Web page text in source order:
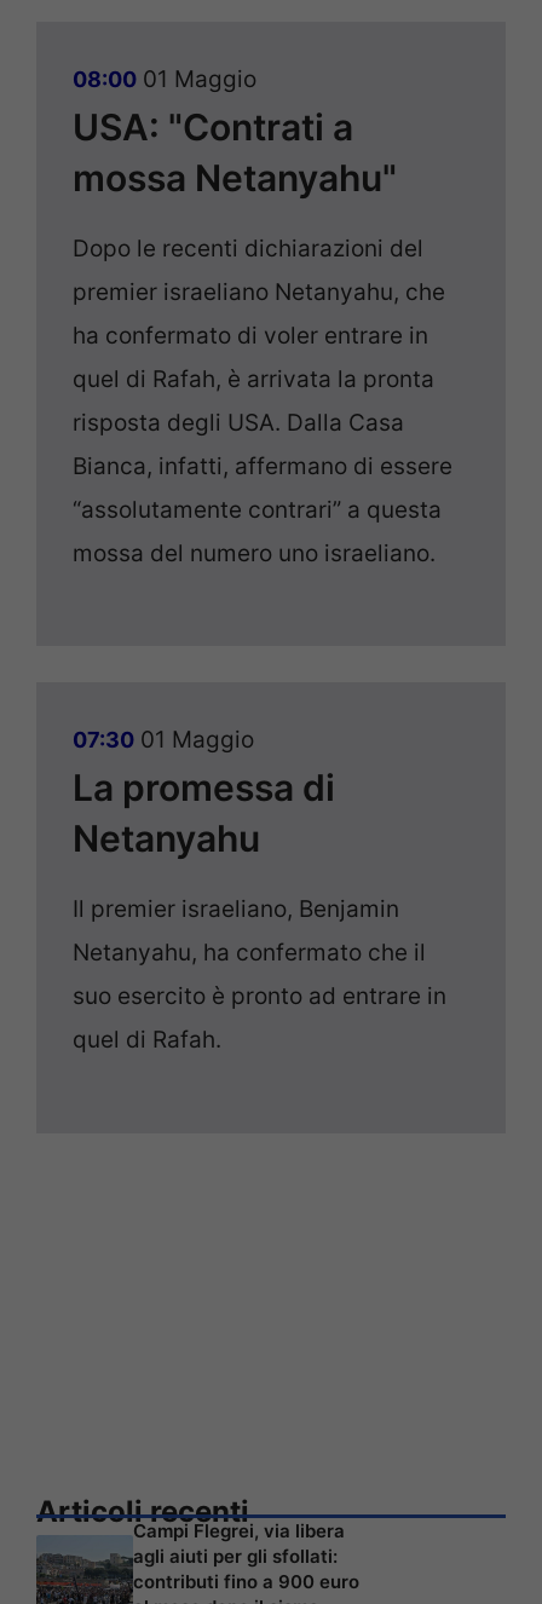
08:00 01 Maggio
USA: "Contrati a
mossa Netanyahu"
Dopo le recenti dichiarazioni del
premier israeliano Netanyahu, che
ha confermato di voler entrare in
quel di Rafah, è arrivata la pronta
risposta degli USA. Dalla Casa
Bianca, infatti, affermano di essere
“assolutamente contrari” a questa
mossa del numero uno israeliano.
07:30 01 Maggio
La promessa di
Netanyahu
Il premier israeliano, Benjamin
Netanyahu, ha confermato che il
suo esercito è pronto ad entrare in
quel di Rafah.
Articoli recenti
Campi Flegrei, via libera
agli aiuti per gli sfollati:
contributi fino a 900 euro